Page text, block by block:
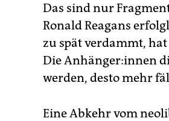
Das sind nur
Ronald Reagans
zu spät verdammt,
Die An­hän­ge­r:in­nen
werden, desto mehr
Eine Abkehr vom